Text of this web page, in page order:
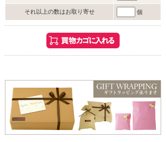
それ以上の数はお取り寄せ 個